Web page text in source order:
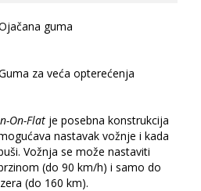
guma
za veća opterećenja
On-Flat je posebna konstrukcija
nastavak vožnje i kada
Vožnja se može nastaviti
(do 90 km/h) i samo do
(do 160 km).